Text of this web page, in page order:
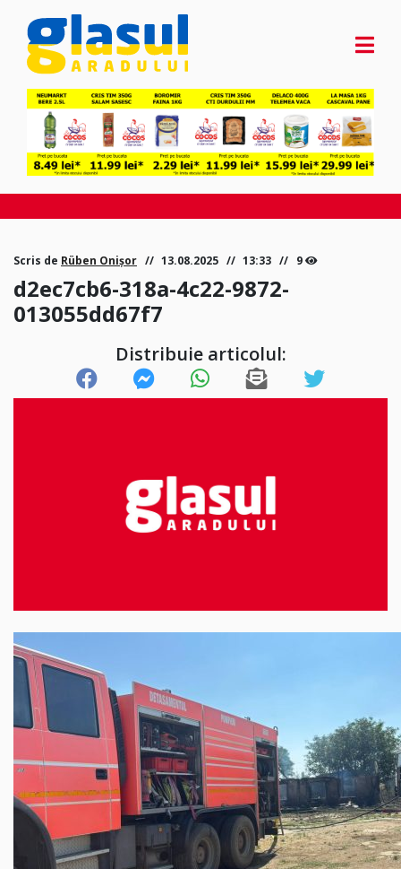
Scris de Rüben Onișor 13.08.2025 13:33 9
d2ec7cb6-318a-4c22-9872-
013055dd67f7
Distribuie articolul: